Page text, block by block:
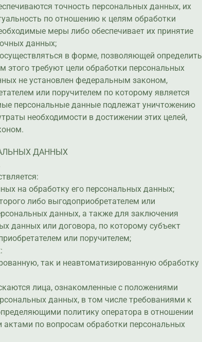
точность персональных данных, их
по отношению к целям обработки
меры либо обеспечивает их принятие
данных;
в форме, позволяющей определить
этого требуют цели обработки персональных
не установлен федеральным законом,
или поручителем по которому является
персональные данные подлежат уничтожению
необходимости в достижении этих целей,
ДАННЫХ
на обработку его персональных данных;
либо выгодоприобретателем или
данных, а также для заключения
данных или договора, по которому субъект
или поручителем;
так и неавтоматизированную обработку
лица, ознакомленные с положениями
данных, в том числе требованиями к
политику оператора в отношении
по вопросам обработки персональных